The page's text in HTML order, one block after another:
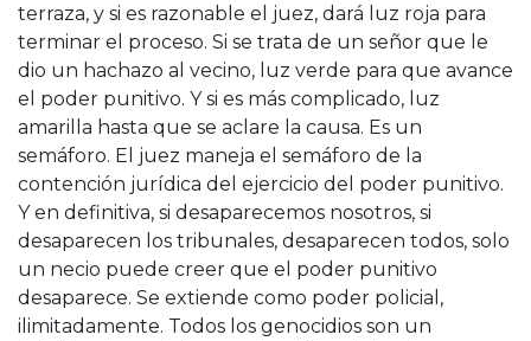
terraza, y si es razonable el juez, dará luz roja para
terminar el proceso. Si se trata de un señor que le
dio un hachazo al vecino, luz verde para que avance
el poder punitivo. Y si es más complicado, luz
amarilla hasta que se aclare la causa. Es un
semáforo. El juez maneja el semáforo de la
contención jurídica del ejercicio del poder punitivo.
Y en definitiva, si desaparecemos nosotros, si
desaparecen los tribunales, desaparecen todos, solo
un necio puede creer que el poder punitivo
desaparece. Se extiende como poder policial,
ilimitadamente. Todos los genocidios son un